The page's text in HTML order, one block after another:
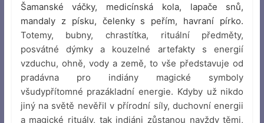
Šamanské váčky, medicínská kola, lapače snů,
mandaly z písku, čelenky s peřím, havraní pírko.
Totemy, bubny, chrastítka, rituální předměty,
posvátné dýmky a kouzelné artefakty s energií
vzduchu, ohně, vody a země, to vše představuje od
pradávna pro indiány magické symboly
všudypřítomné prazákladní energie. Kdyby už nikdo
jiný na světě nevěřil v přírodní síly, duchovní energii
a magické rituály, tak indiáni zůstanou navždy těmi,